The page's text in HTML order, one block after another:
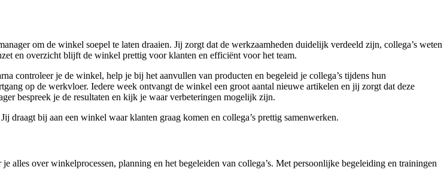
om de winkel soepel te laten draaien. Jij zorgt dat de werkzaamheden duidelijk verdeeld zijn, collega’s weten
en overzicht blijft de winkel prettig voor klanten en efficiënt voor het team.
controleer je de winkel, help je bij het aanvullen van producten en begeleid je collega’s tijdens hun
op de werkvloer. Iedere week ontvangt de winkel een groot aantal nieuwe artikelen en jij zorgt dat deze
bespreek je de resultaten en kijk je waar verbeteringen mogelijk zijn.
bij aan een winkel waar klanten graag komen en collega’s prettig samenwerken.
over winkelprocessen, planning en het begeleiden van collega’s. Met persoonlijke begeleiding en trainingen